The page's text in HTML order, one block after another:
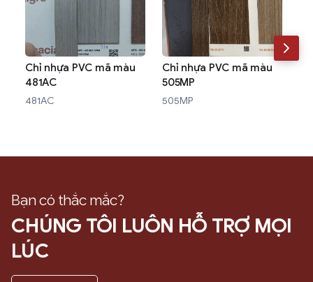
Chỉ nhựa PVC mã màu
481AC
481AC
Chỉ nhựa PVC mã màu
505MP
505MP
Bạn có thắc mắc?
CHÚNG TÔI LUÔN HỖ TRỢ MỌI
LÚC